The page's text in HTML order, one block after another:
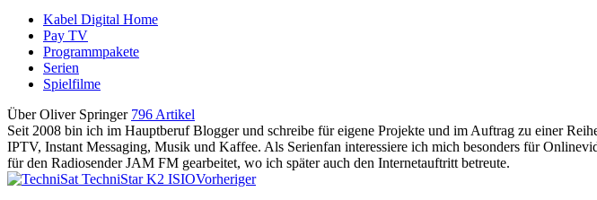
Kabel Digital Home
Pay TV
Programmpakete
Serien
Spielfilme
Über Oliver Springer 796 Artikel
Seit 2008 bin ich im Hauptberuf Blogger und schreibe für eigene Projekte und im Auftrag zu einer
IPTV, Instant Messaging, Musik und Kaffee. Als Serienfan interessiere ich mich besonders für
für den Radiosender JAM FM gearbeitet, wo ich später auch den Internetauftritt betreute.
Vorheriger